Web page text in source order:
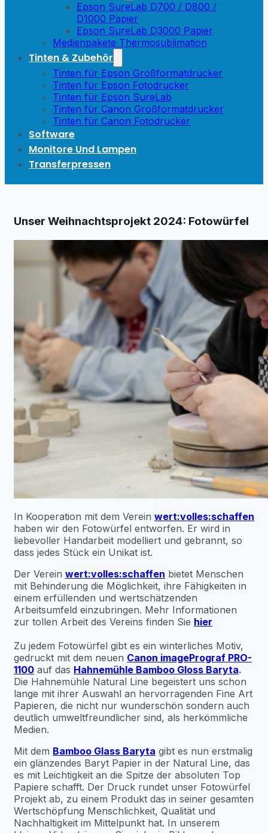
Epson SureLab D700 / D800 /
D1000 Papier
Epson SureLab D3000 Papier
Medienpakete Thermosublimation
Tinten & Zubehör
Tinten für Epson Großformatdrucker
Tinten für Epson Fotodrucker
Tinten für Epson SureLab
Tinten für Canon Großformatdrucker
Tinten für Canon Fotodrucker
Software
Monitore Und Lampen
Transferpressen
Unser Weihnachtsprojekt 2024: Fotowürfel
In Kooperation mit dem Verein wert:volles:schaffen
haben wir den Fotowürfel entworfen. Er wird in
liebevoller Handarbeit modelliert und gebrannt, so
dass jedes Stück ein Unikat ist.
Der Verein wert:volles:schaffen bietet Menschen
mit Behinderung die Möglichkeit, ihre Fähigkeiten in
einem erfüllenden und wertschätzenden
Arbeitsumfeld einzubringen. Mehr Informationen
zur tollen Arbeit des Vereins finden Sie hier
Zu jedem Fotowürfel gibt es ein winterliches Motiv,
gedruckt mit dem neuen Canon imagePrograf PRO-
1100 auf das Hahnemühle Bamboo Gloss Baryta.
Die Hahnemühle Natural Line begeistert uns schon
lange mit ihrer Auswahl an hervorragenden Fine Art
Papieren, die nicht nur wunderschön sondern auch
deutlich umweltfreundlicher sind, als herkömmliche
Medien.
Mit dem Bamboo Glass Baryta gibt es nun erstmalig
ein glänzendes Baryt Papier in der Natural Line, das
es mit Leichtigkeit an die Spitze der absoluten Top
Papiere schafft. Der Druck rundet unser Fotowürfel
Projekt ab, zu einem Produkt das in seiner gesamten
Wertschöpfung Menschlichkeit, Qualität und
Nachhaltigkeit im Mittelpunkt hat. In unserem